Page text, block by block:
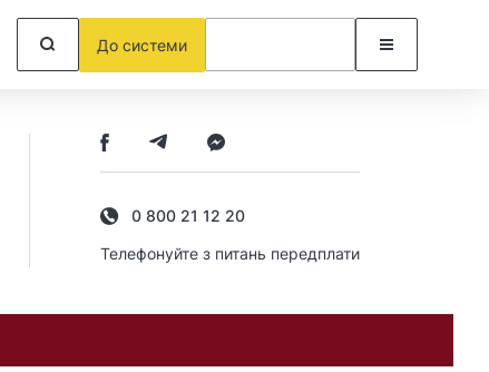
До системи
0 800 21 12 20
Телефонуйте з питань передплати